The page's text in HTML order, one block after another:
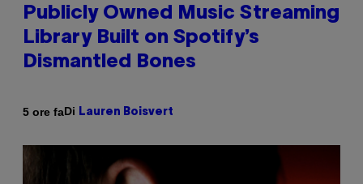
Publicly Owned Music Streaming
Library Built on Spotify’s
Dismantled Bones
5 ore faDi Lauren Boisvert